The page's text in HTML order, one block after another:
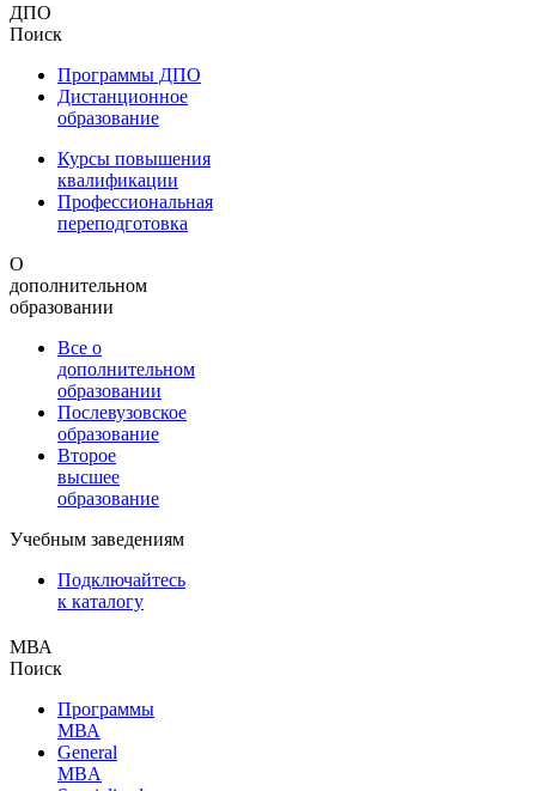
ДПО
Поиск
Программы ДПО
Дистанционное
образование
Курсы повышения
квалификации
Профессиональная
переподготовка
О
дополнительном
образовании
Все о
дополнительном
образовании
Послевузовское
образование
Второе
высшее
образование
Учебным заведениям
Подключайтесь
к каталогу
МВА
Поиск
Программы
МВА
General
MBA